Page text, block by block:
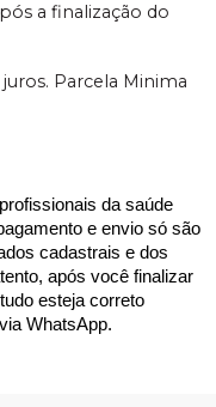
a finalização do
Parcela Minima
da saúde
e envio só são
cadastrais e dos
após você finalizar
esteja correto
WhatsApp.